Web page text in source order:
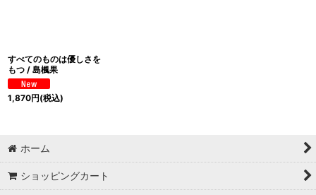
すべてのものは優しさを
もつ / 島楓果
1,870円(税込)
ホーム
ショッピングカート